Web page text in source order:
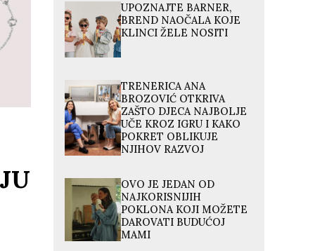
UPOZNAJTE BARNER,
BREND NAOČALA KOJE
KLINCI ŽELE NOSITI
TRENERICA ANA
BROZOVIĆ OTKRIVA
ZAŠTO DJECA NAJBOLJE
UČE KROZ IGRU I KAKO
POKRET OBLIKUJE
NJIHOV RAZVOJ
OVO JE JEDAN OD
NAJKORISNIJIH
POKLONA KOJI MOŽETE
DAROVATI BUDUĆOJ
MAMI